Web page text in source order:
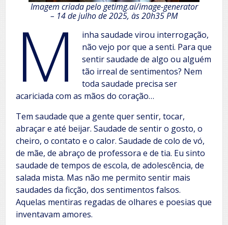
Imagem criada pelo getimg.ai/image-generator
– 14 de julho de 2025, às 20h35 PM
M
inha saudade virou interrogação,
não vejo por que a senti. Para que
sentir saudade de algo ou alguém
tão irreal de sentimentos? Nem
toda saudade precisa ser
acariciada com as mãos do coração…
Tem saudade que a gente quer sentir, tocar,
abraçar e até beijar. Saudade de sentir o gosto, o
cheiro, o contato e o calor. Saudade de colo de vó,
de mãe, de abraço de professora e de tia. Eu sinto
saudade de tempos de escola, de adolescência, de
salada mista. Mas não me permito sentir mais
saudades da ficção, dos sentimentos falsos.
Aquelas mentiras regadas de olhares e poesias que
inventavam amores.